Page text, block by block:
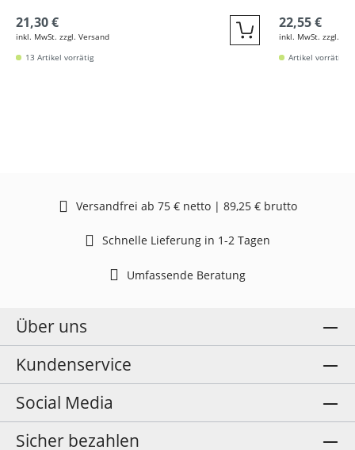
21,30 €
inkl. MwSt. zzgl. Versand Quickbuy
13 Artikel vorrätig
22,55 €
inkl. MwSt. zzgl.
Artikel vorrätig
Versandfrei ab 75 € netto | 89,25 € brutto
Schnelle Lieferung in 1-2 Tagen
Umfassende Beratung
Über uns
Kundenservice
Social Media
Sicher bezahlen